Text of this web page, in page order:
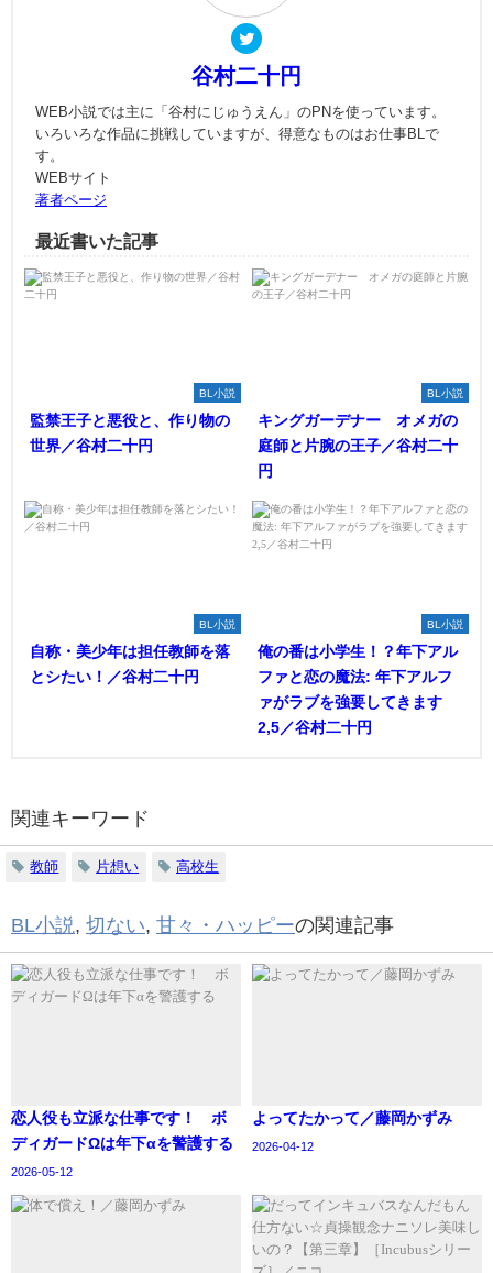
谷村二十円
WEB小説では主に「谷村にじゅうえん」のPNを使っています。
いろいろな作品に挑戦していますが、得意なものはお仕事BLで
す。
WEBサイト
著者ページ
最近書いた記事
BL小説
監禁王子と悪役と、作り物の
世界／谷村二十円
BL小説
キングガーデナー オメガの
庭師と片腕の王子／谷村二十
円
BL小説
自称・美少年は担任教師を落
とシたい！／谷村二十円
BL小説
俺の番は小学生！？年下アル
ファと恋の魔法: 年下アルフ
ァがラブを強要してきます
2,5／谷村二十円
関連キーワード
教師 片想い 高校生
BL小説, 切ない, 甘々・ハッピーの関連記事
恋人役も立派な仕事です！ ボ
ディガードΩは年下αを警護する
2026-05-12
よってたかって／藤岡かずみ
2026-04-12